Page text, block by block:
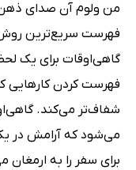
من ولوم آن صدای ذهن
فهرست سریع‌ترین
گاهی‌اوقات برای یک
فهرست کردن کارهایی
شفاف‌تر می‌کند.
می‌شود که آرامش در
برای سفر را به